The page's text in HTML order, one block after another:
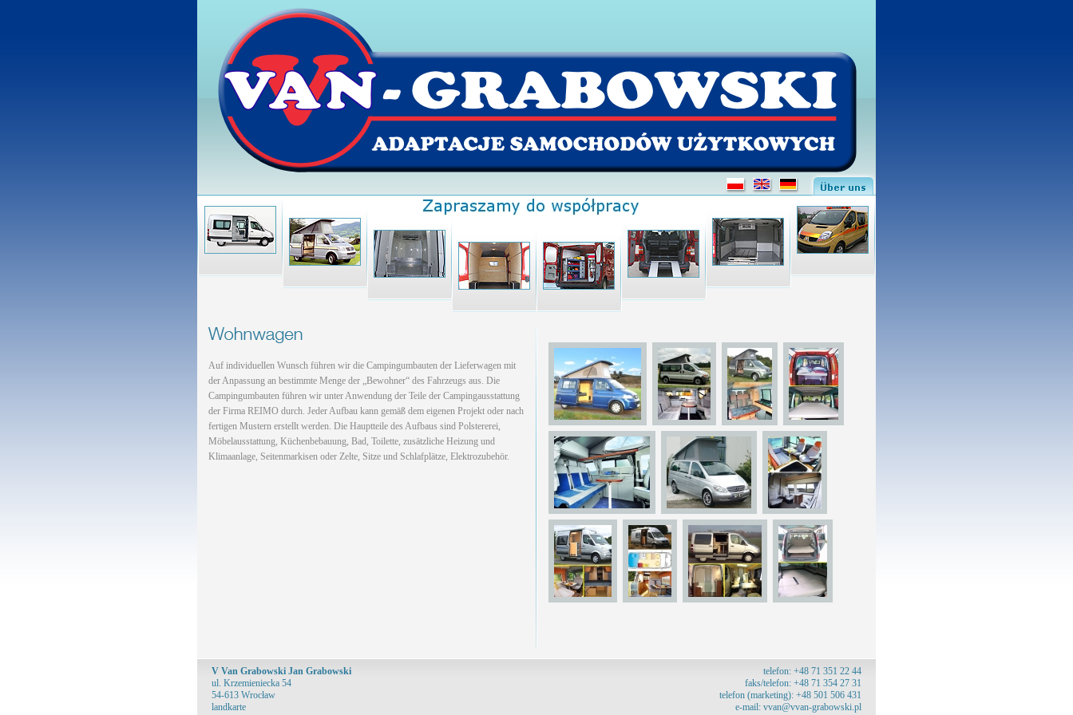
Auf individuellen Wunsch führen wir die Campingumbauten der Lieferwagen mit
der Anpassung an bestimmte Menge der „Bewohner“ des Fahrzeugs aus. Die
Campingumbauten führen wir unter Anwendung der Teile der Campingausstattung
der Firma REIMO durch. Jeder Aufbau kann gemäß dem eigenen Projekt oder nach
fertigen Mustern erstellt werden. Die Hauptteile des Aufbaus sind Polstererei,
Möbelausstattung, Küchenbebauung, Bad, Toilette, zusätzliche Heizung und
Klimaanlage, Seitenmarkisen oder Zelte, Sitze und Schlafplätze, Elektrozubehör.
V Van Grabowski Jan Grabowski
ul. Krzemieniecka 54
54-613 Wrocław
landkarte
telefon: +48 71 351 22 44
faks/telefon: +48 71 354 27 31
telefon (marketing): +48 501 506 431
e-mail: vvan@vvan-grabowski.pl